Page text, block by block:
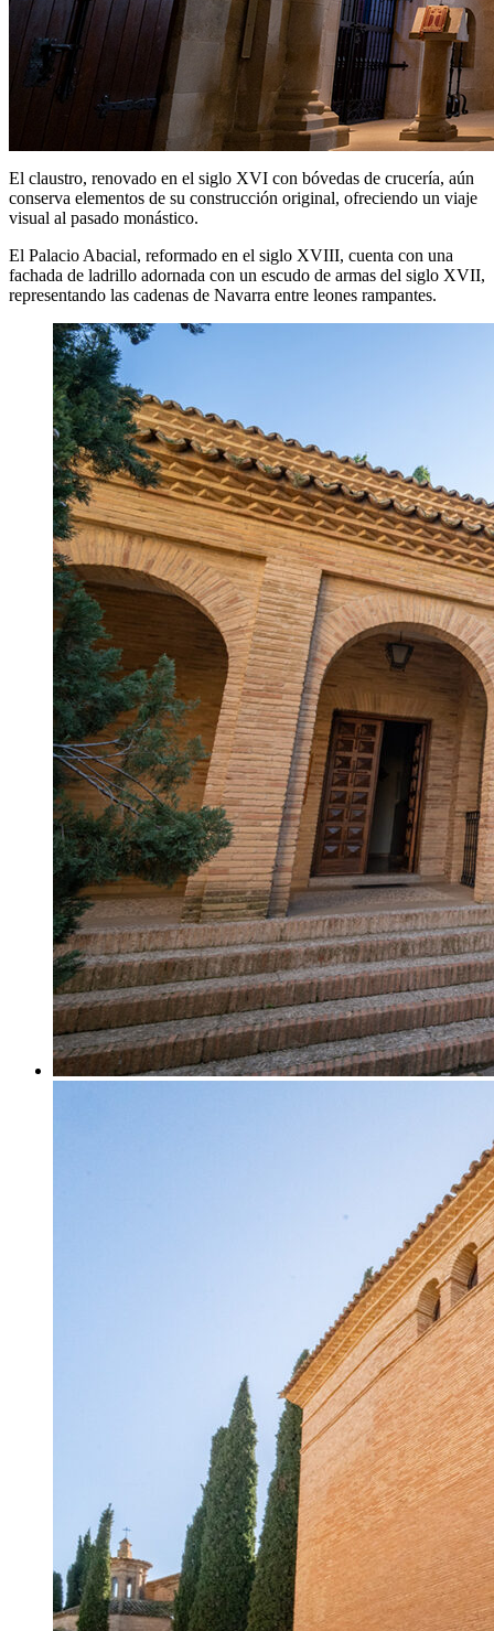
El claustro, renovado en el siglo XVI con bóvedas de crucería, aún
conserva elementos de su construcción original, ofreciendo un viaje
visual al pasado monástico.
El Palacio Abacial, reformado en el siglo XVIII, cuenta con una
fachada de ladrillo adornada con un escudo de armas del siglo XVII,
representando las cadenas de Navarra entre leones rampantes.